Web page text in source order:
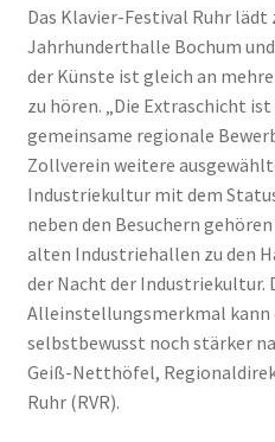
Das Klavier-Festival Ruhr
Jahrhunderthalle Bochum
der Künste ist gleich an
zu hören. „Die Extraschicht
gemeinsame regionale
Zollverein weitere
Industriekultur mit dem Status
neben den Besuchern
alten Industriehallen zu den
der Nacht der Industriekultur.
Alleinstellungsmerkmal kann
selbstbewusst noch stärker
Geiß-Netthöfel,
Ruhr (RVR).